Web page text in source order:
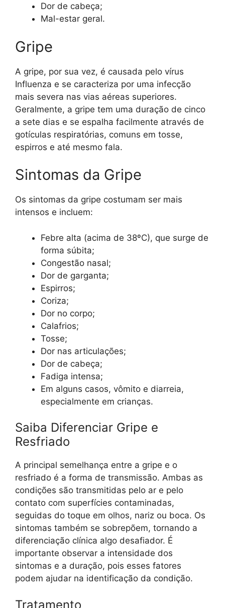
Dor de cabeça;
Mal-estar geral.
Gripe
A gripe, por sua vez, é causada pelo vírus
Influenza e se caracteriza por uma infecção
mais severa nas vias aéreas superiores.
Geralmente, a gripe tem uma duração de cinco
a sete dias e se espalha facilmente através de
gotículas respiratórias, comuns em tosse,
espirros e até mesmo fala.
Sintomas da Gripe
Os sintomas da gripe costumam ser mais
intensos e incluem:
Febre alta (acima de 38ºC), que surge de
forma súbita;
Congestão nasal;
Dor de garganta;
Espirros;
Coriza;
Dor no corpo;
Calafrios;
Tosse;
Dor nas articulações;
Dor de cabeça;
Fadiga intensa;
Em alguns casos, vômito e diarreia,
especialmente em crianças.
Saiba Diferenciar Gripe e
Resfriado
A principal semelhança entre a gripe e o
resfriado é a forma de transmissão. Ambas as
condições são transmitidas pelo ar e pelo
contato com superfícies contaminadas,
seguidas do toque em olhos, nariz ou boca. Os
sintomas também se sobrepõem, tornando a
diferenciação clínica algo desafiador. É
importante observar a intensidade dos
sintomas e a duração, pois esses fatores
podem ajudar na identificação da condição.
Tratamento